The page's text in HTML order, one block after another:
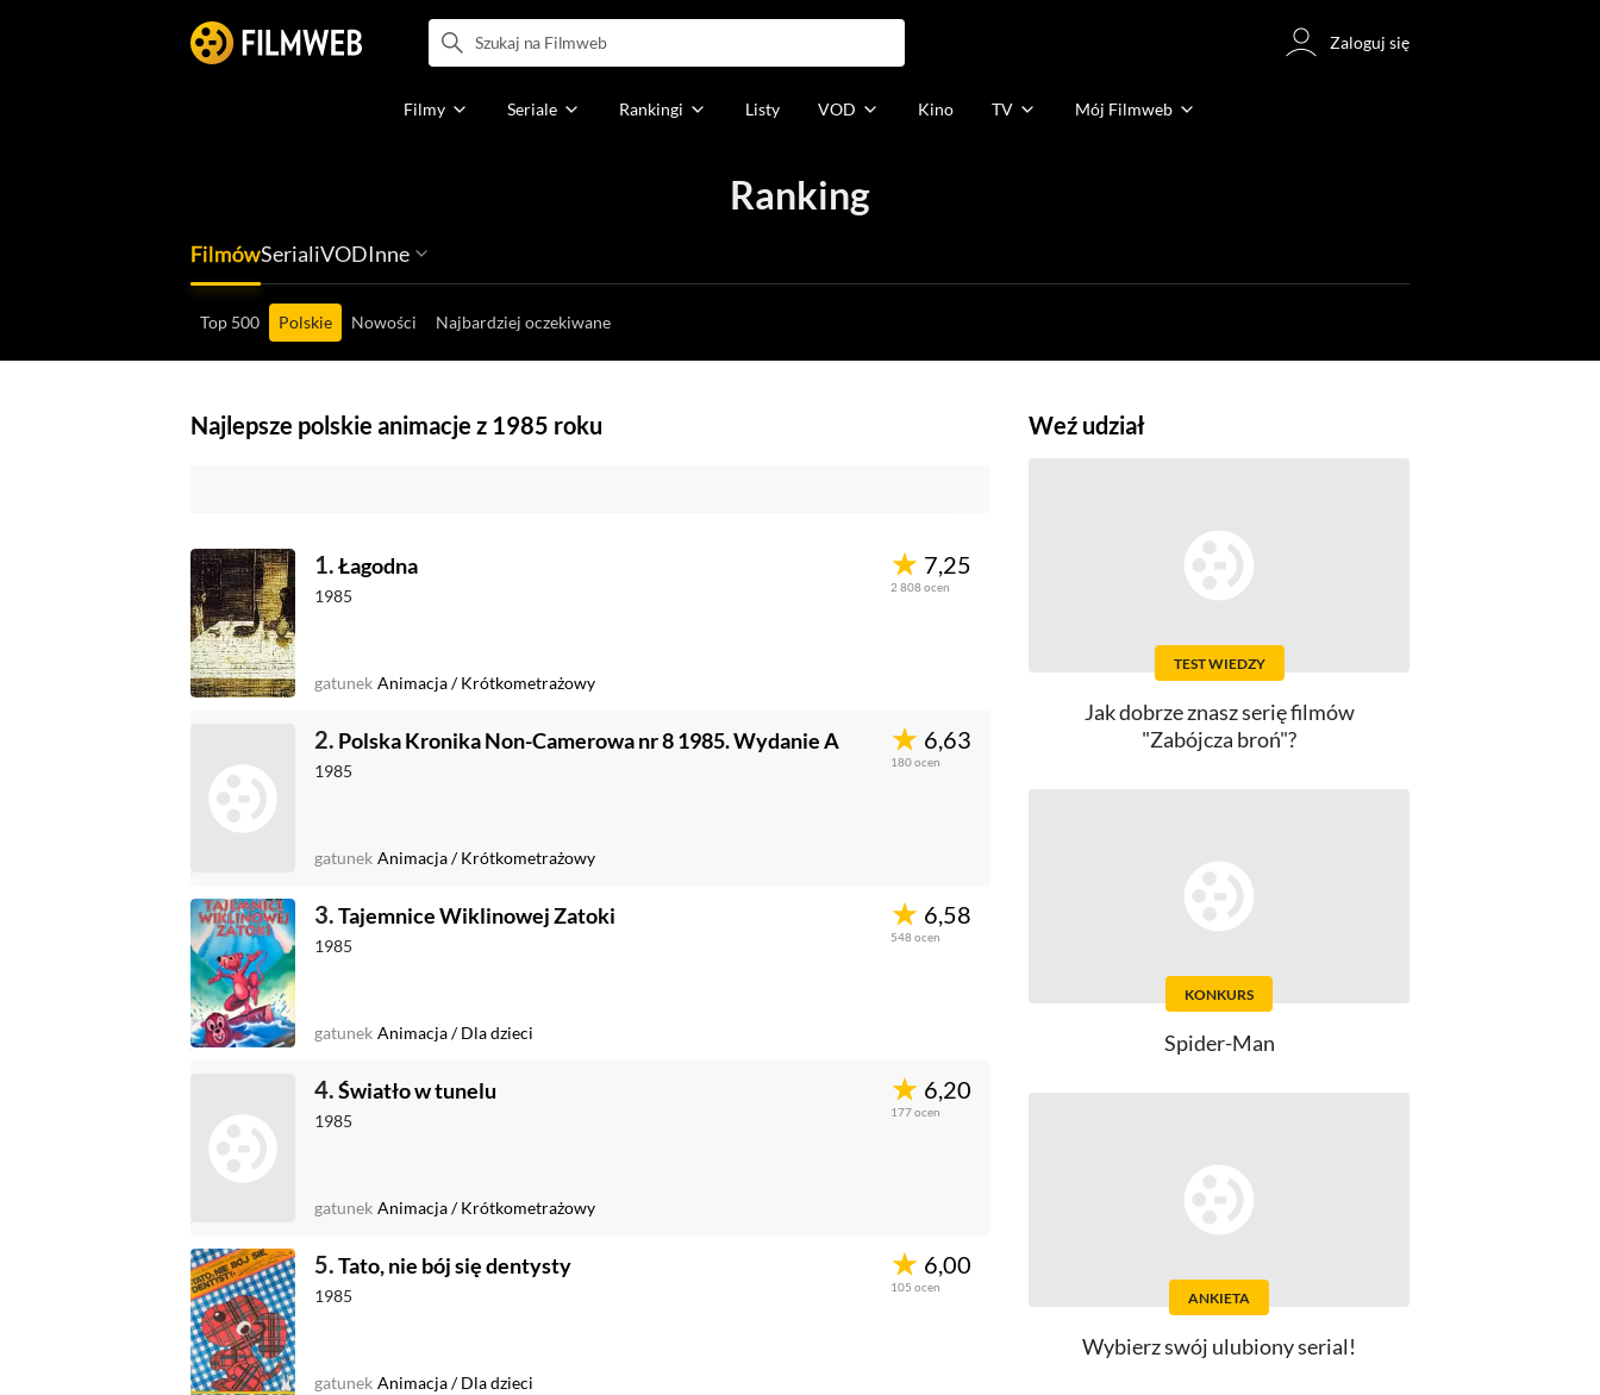
Zaloguj się
Filmy Seriale Rankingi Listy Mój Filmweb
VOD Kino TV
Ranking
Filmów Seriali VOD Inne
Top 500 Polskie Nowości Najbardziej oczekiwane
Najlepsze polskie animacje z 1985 roku
1.Łagodna
1985
7,25
2 808ocen
gatunek Animacja/Krótkometrażowy
2. Polska Kronika Non-Camerowa nr 8 1985. Wydanie A
1985
6,63
180ocen
gatunek Animacja/Krótkometrażowy
3.Tajemnice Wiklinowej Zatoki
1985
6,58
548ocen
gatunek Animacja/Dla dzieci
4.Światło w tunelu
1985
6,20
177ocen
gatunek Animacja/Krótkometrażowy
5.Tato, nie bój się dentysty
1985
6,00
105 ocen
gatunek Animacja/Dla dzieci
Weź udział
TEST WIEDZY
Jak dobrze znasz serię filmów
"Zabójcza broń"?
KONKURS
Spider-Man
ANKIETA
Wybierz swój ulubiony serial!